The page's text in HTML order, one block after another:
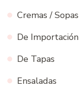
Cremas / Sopas
De Importación
De Tapas
Ensaladas